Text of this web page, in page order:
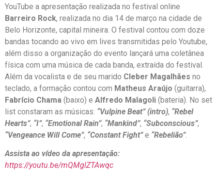
YouTube a apresentação realizada no festival online
Barreiro Rock, realizada no dia 14 de março na cidade de
Belo Horizonte, capital mineira. O festival contou com doze
bandas tocando ao vivo em lives transmitidas pelo Youtube,
além disso a organização do evento lançará uma coletânea
física com uma música de cada banda, extraída do festival.
Além da vocalista e de seu marido Cleber Magalhães no
teclado, a formação contou com Matheus Araújo (guitarra),
Fabrício Chama (baixo) e Alfredo Malagoli (bateria). No set
list constaram as músicas: “Vulpine Beat” (intro), “Rebel
Hearts”, “I”, “Emotional Rain”, “Mankind”, “Subconscious”,
“Vengeance Will Come”, “Constant Fight”e “Rebelião”.
Assista ao vídeo da apresentação:
https://youtu.be/mQMglZTAwqc